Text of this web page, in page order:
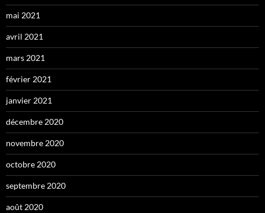
mai 2021
avril 2021
mars 2021
février 2021
janvier 2021
décembre 2020
novembre 2020
octobre 2020
septembre 2020
août 2020